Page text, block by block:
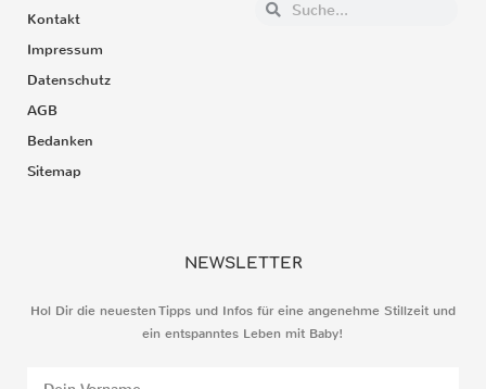
Kontakt
Impressum
Datenschutz
AGB
Bedanken
Sitemap
NEWSLETTER
Hol Dir die neuesten Tipps und Infos für eine angenehme Stillzeit und
ein entspanntes Leben mit Baby!